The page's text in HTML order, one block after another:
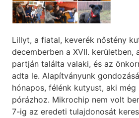
Lillyt, a fiatal, keverék nőstény
decemberben a XVII. kerületben,
partján találta valaki, és az
adta le. Alapítványunk
hónapos, félénk kutyust, aki
pórázhoz. Mikrochip nem volt
7-ig az eredeti tulajdonosát